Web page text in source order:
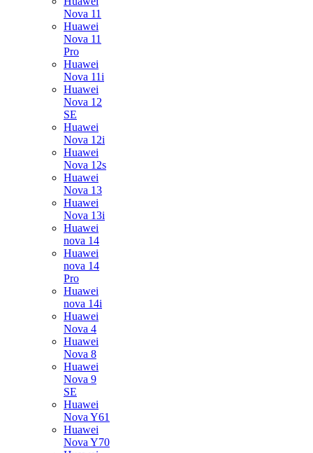
Nova 11
Huawei
Nova 11
Pro
Huawei
Nova 11i
Huawei
Nova 12
SE
Huawei
Nova 12i
Huawei
Nova 12s
Huawei
Nova 13
Huawei
Nova 13i
Huawei
nova 14
Huawei
nova 14
Pro
Huawei
nova 14i
Huawei
Nova 4
Huawei
Nova 8
Huawei
Nova 9
SE
Huawei
Nova Y61
Huawei
Nova Y70